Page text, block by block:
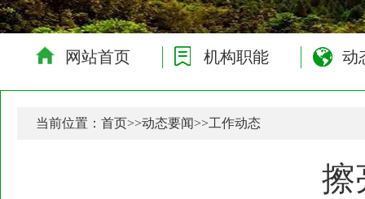
网站首页 机构职能 动
当前位置：首页>>动态要闻>>工作动态
擦